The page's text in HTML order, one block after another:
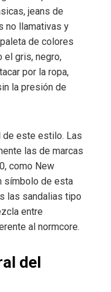
jeans de
no llamativas y
de colores
el gris, negro,
por la ropa,
la presión de
de este estilo. Las
las de marcas
como New
símbolo de esta
las sandalias tipo
entre
al normcore.
del